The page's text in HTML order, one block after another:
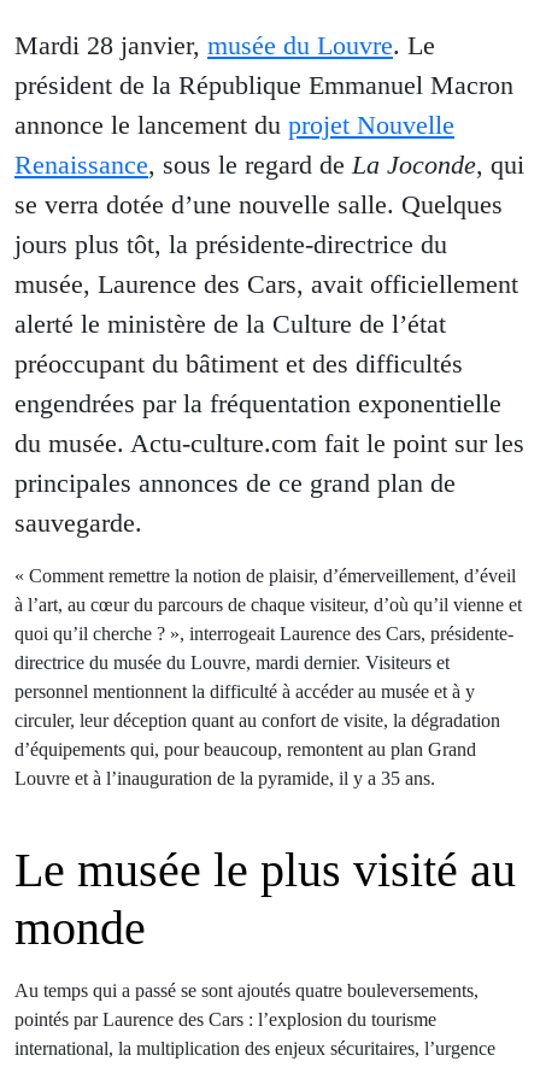
Mardi 28 janvier, musée du Louvre. Le
président de la République Emmanuel Macron
annonce le lancement du projet Nouvelle
Renaissance, sous le regard de La Joconde, qui
se verra dotée d’une nouvelle salle. Quelques
jours plus tôt, la présidente-directrice du
musée, Laurence des Cars, avait officiellement
alerté le ministère de la Culture de l’état
préoccupant du bâtiment et des difficultés
engendrées par la fréquentation exponentielle
du musée. Actu-culture.com fait le point sur les
principales annonces de ce grand plan de
sauvegarde.
« Comment remettre la notion de plaisir, d’émerveillement, d’éveil
à l’art, au cœur du parcours de chaque visiteur, d’où qu’il vienne et
quoi qu’il cherche ? », interrogeait Laurence des Cars, présidente-
directrice du musée du Louvre, mardi dernier. Visiteurs et
personnel mentionnent la difficulté à accéder au musée et à y
circuler, leur déception quant au confort de visite, la dégradation
d’équipements qui, pour beaucoup, remontent au plan Grand
Louvre et à l’inauguration de la pyramide, il y a 35 ans.
Le musée le plus visité au
monde
Au temps qui a passé se sont ajoutés quatre bouleversements,
pointés par Laurence des Cars : l’explosion du tourisme
international, la multiplication des enjeux sécuritaires, l’urgence